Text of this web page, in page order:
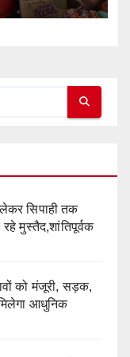
सिपाही तक
मुस्तैद,शांतिपूर्वक
को मंजूरी, सड़क,
आधुनिक